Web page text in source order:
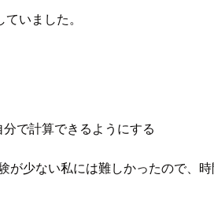
いました。
で計算できるようにする
少ない私には難しかったので、